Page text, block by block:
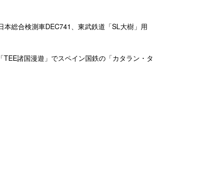
総合検測車DEC741、東武鉄道「SL大樹」用
諸国漫遊」でスペイン国鉄の「カタラン・タ